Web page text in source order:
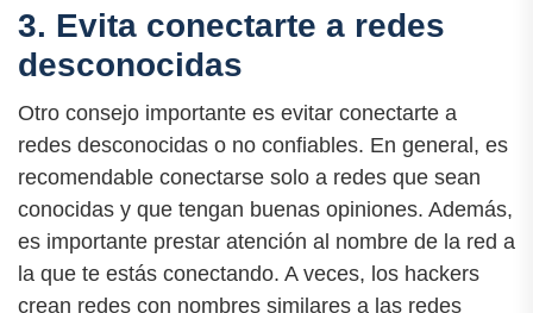
3. Evita conectarte a redes
desconocidas
Otro consejo importante es evitar conectarte a
redes desconocidas o no confiables. En general, es
recomendable conectarse solo a redes que sean
conocidas y que tengan buenas opiniones. Además,
es importante prestar atención al nombre de la red a
la que te estás conectando. A veces, los hackers
crean redes con nombres similares a las redes